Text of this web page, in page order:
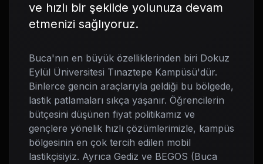
ve hızlı bir şekilde yolunuza devam
etmenizi sağlıyoruz.
Buca'nın en büyük özelliklerinden biri Dokuz
Eylül Üniversitesi Tınaztepe Kampüsü'dür.
Binlerce gencin araçlarıyla geldiği bu bölgede,
lastik patlamaları sıkça yaşanır. Öğrencilerin
bütçesini düşünen fiyat politikamız ve
gençlere yönelik hızlı çözümlerimizle, kampüs
bölgesinin en çok tercih edilen mobil
lastikçisiyiz. Ayrıca Gediz ve BEGOS (Buca